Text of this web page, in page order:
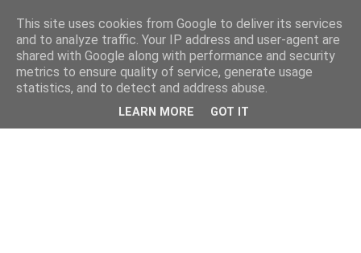
This site uses cookies from Google to deliver its services
and to analyze traffic. Your IP address and user-agent are
shared with Google along with performance and security
metrics to ensure quality of service, generate usage
statistics, and to detect and address abuse.
LEARN MORE GOT IT